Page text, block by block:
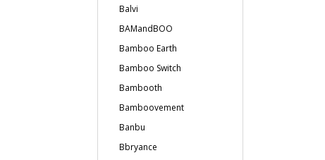
Balvi
BAMandBOO
Bamboo Earth
Bamboo Switch
Bambooth
Bamboovement
Banbu
Bbryance